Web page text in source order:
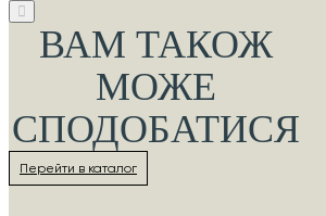
ВАМ ТАКОЖ
МОЖЕ
СПОДОБАТИСЯ
Перейти в каталог